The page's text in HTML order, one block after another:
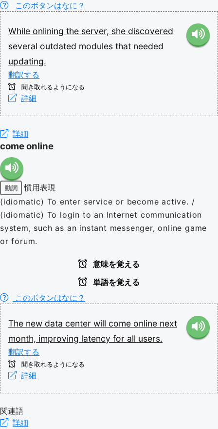
このボタンはなに？
While onlining the server, she discovered
several outdated modules that needed
updating.
翻訳する
聞き取れるようになる
詳細
詳細
come online
動詞
慣用表現
(idiomatic) To enter service or become active. /
(idiomatic) To login to an Internet communication
system, such as an instant messenger, online game
or forum.
意味を覚える
単語を覚える
このボタンはなに？
The new data center will come online next
month, improving latency for all users.
翻訳する
聞き取れるようになる
詳細
関連語
詳細